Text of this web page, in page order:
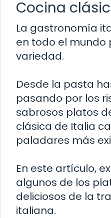
Cocina
La gastronomía
en todo el mundo
variedad.
Desde la pasta
pasando por los
sabrosos platos
clásica de Italia
paladares más
En este artículo,
algunos de los
deliciosos de la
italiana.